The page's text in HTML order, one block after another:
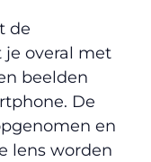
de
overal met
beelden
De
en
lens worden